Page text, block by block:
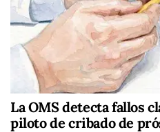
La OMS detecta fallos
piloto de cribado de